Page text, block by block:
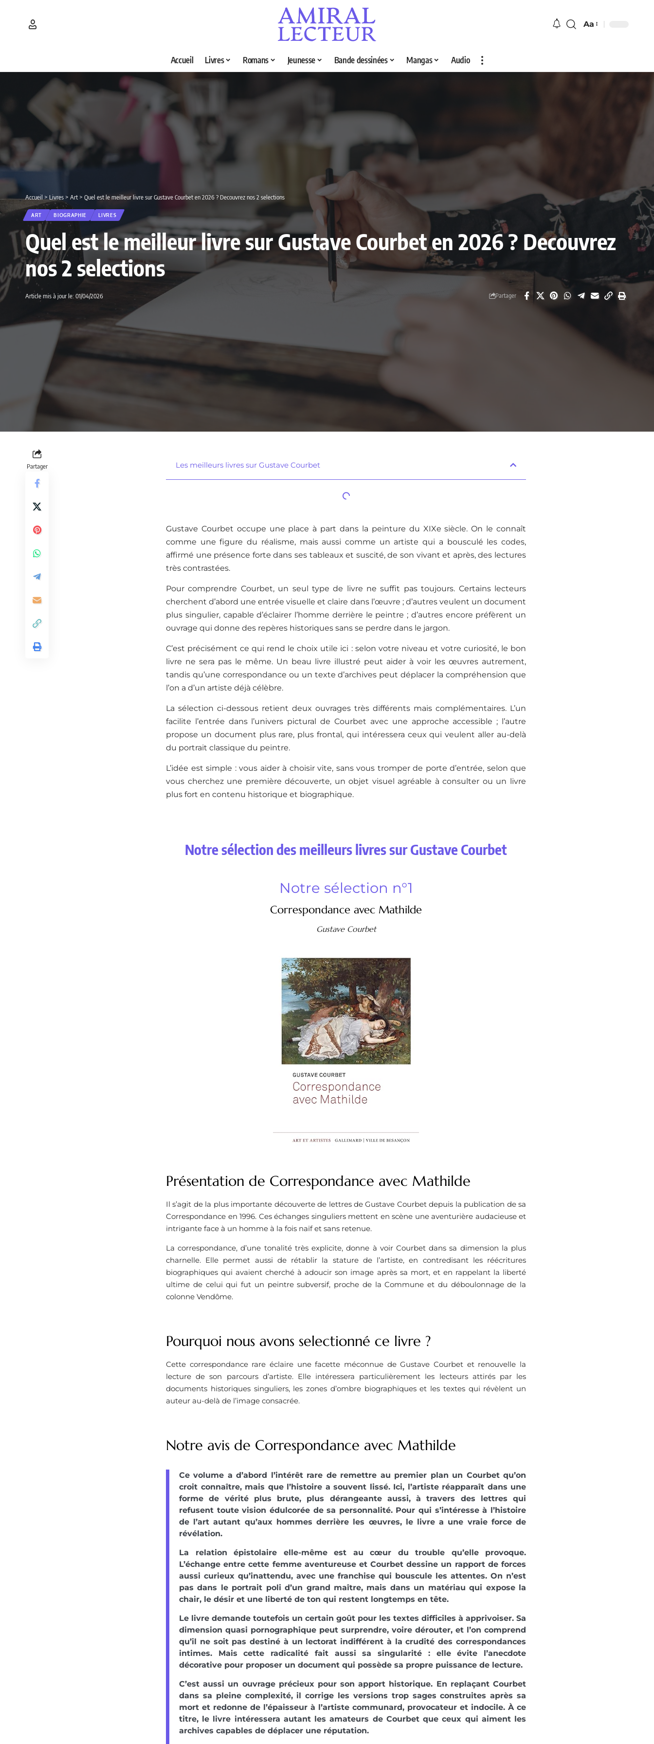
Aa
Accueil Livres Romans Jeunesse Bande dessinées Mangas Audio
Accueil > Livres > Art> Quel est le meilleur livre sur Gustave Courbet en 2026 ? Decouvrez nos 2 selections
ART BIOGRAPHIE LIVRES
Quel est le meilleur livre sur Gustave Courbet en 2026 ? Decouvrez
nos 2 selections
Article mis à jour le: 01/04/2026 Partager
Partager Les meilleurs livres sur Gustave Courbet
Gustave Courbet occupe une place à part dans la peinture du XIXe siècle. On le connaît
comme une figure du réalisme, mais aussi comme un artiste qui a bousculé les codes,
affirmé une présence forte dans ses tableaux et suscité, de son vivant et après, des lectures
très contrastées.
Pour comprendre Courbet, un seul type de livre ne suffit pas toujours. Certains lecteurs
cherchent d’abord une entrée visuelle et claire dans l’œuvre ; d’autres veulent un document
plus singulier, capable d’éclairer l’homme derrière le peintre ; d’autres encore préfèrent un
ouvrage qui donne des repères historiques sans se perdre dans le jargon.
C’est précisément ce qui rend le choix utile ici : selon votre niveau et votre curiosité, le bon
livre ne sera pas le même. Un beau livre illustré peut aider à voir les œuvres autrement,
tandis qu’une correspondance ou un texte d’archives peut déplacer la compréhension que
l’on a d’un artiste déjà célèbre.
La sélection ci-dessous retient deux ouvrages très différents mais complémentaires. L’un
facilite l’entrée dans l’univers pictural de Courbet avec une approche accessible ; l’autre
propose un document plus rare, plus frontal, qui intéressera ceux qui veulent aller au-delà
du portrait classique du peintre.
L’idée est simple : vous aider à choisir vite, sans vous tromper de porte d’entrée, selon que
vous cherchez une première découverte, un objet visuel agréable à consulter ou un livre
plus fort en contenu historique et biographique.
Notre sélection des meilleurs livres sur Gustave Courbet
Notre sélection n°1
Correspondance avec Mathilde
Gustave Courbet
Présentation de Correspondance avec Mathilde
Il s’agit de la plus importante découverte de lettres de Gustave Courbet depuis la publication de sa
Correspondance en 1996. Ces échanges singuliers mettent en scène une aventurière audacieuse et
intrigante face à un homme à la fois naïf et sans retenue.
La correspondance, d’une tonalité très explicite, donne à voir Courbet dans sa dimension la plus
charnelle. Elle permet aussi de rétablir la stature de l’artiste, en contredisant les réécritures
biographiques qui avaient cherché à adoucir son image après sa mort, et en rappelant la liberté
ultime de celui qui fut un peintre subversif, proche de la Commune et du déboulonnage de la
colonne Vendôme.
Pourquoi nous avons selectionné ce livre ? ​
Cette correspondance rare éclaire une facette méconnue de Gustave Courbet et renouvelle la
lecture de son parcours d’artiste. Elle intéressera particulièrement les lecteurs attirés par les
documents historiques singuliers, les zones d’ombre biographiques et les textes qui révèlent un
auteur au-delà de l’image consacrée.
Notre avis de Correspondance avec Mathilde
Ce volume a d’abord l’intérêt rare de remettre au premier plan un Courbet qu’on
croit connaître, mais que l’histoire a souvent lissé. Ici, l’artiste réapparaît dans une
forme de vérité plus brute, plus dérangeante aussi, à travers des lettres qui
refusent toute vision édulcorée de sa personnalité. Pour qui s’intéresse à l’histoire
de l’art autant qu’aux hommes derrière les œuvres, le livre a une vraie force de
révélation.
La relation épistolaire elle-même est au cœur du trouble qu’elle provoque.
L’échange entre cette femme aventureuse et Courbet dessine un rapport de forces
aussi curieux qu’inattendu, avec une franchise qui bouscule les attentes. On n’est
pas dans le portrait poli d’un grand maître, mais dans un matériau qui expose la
chair, le désir et une liberté de ton qui restent longtemps en tête.
Le livre demande toutefois un certain goût pour les textes difficiles à apprivoiser. Sa
dimension quasi pornographique peut surprendre, voire dérouter, et l’on comprend
qu’il ne soit pas destiné à un lectorat indifférent à la crudité des correspondances
intimes. Mais cette radicalité fait aussi sa singularité : elle évite l’anecdote
décorative pour proposer un document qui possède sa propre puissance de lecture.
C’est aussi un ouvrage précieux pour son apport historique. En replaçant Courbet
dans sa pleine complexité, il corrige les versions trop sages construites après sa
mort et redonne de l’épaisseur à l’artiste communard, provocateur et indocile. À ce
titre, le livre intéressera autant les amateurs de Courbet que ceux qui aiment les
archives capables de déplacer une réputation.